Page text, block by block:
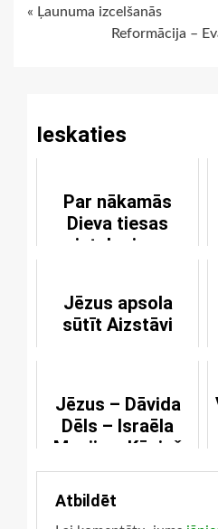
Continue
« Ļaunuma izcelšanās
Reformācija –
Ieskaties
Par nākamās
Dieva tiesas
ietekmi uz
Jēzus apsola
sūtīt Aizstāvi
Jēzus – Dāvida
Dēls – Israēla
Mesija – Ķēniņš
Atbildēt